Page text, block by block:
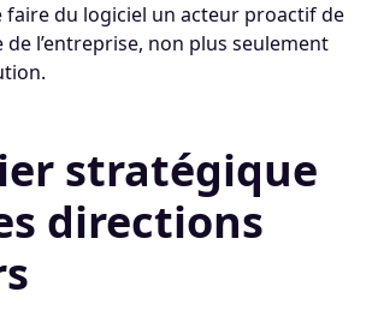
faire du logiciel un acteur proactif de
l’entreprise, non plus seulement
stratégique
directions